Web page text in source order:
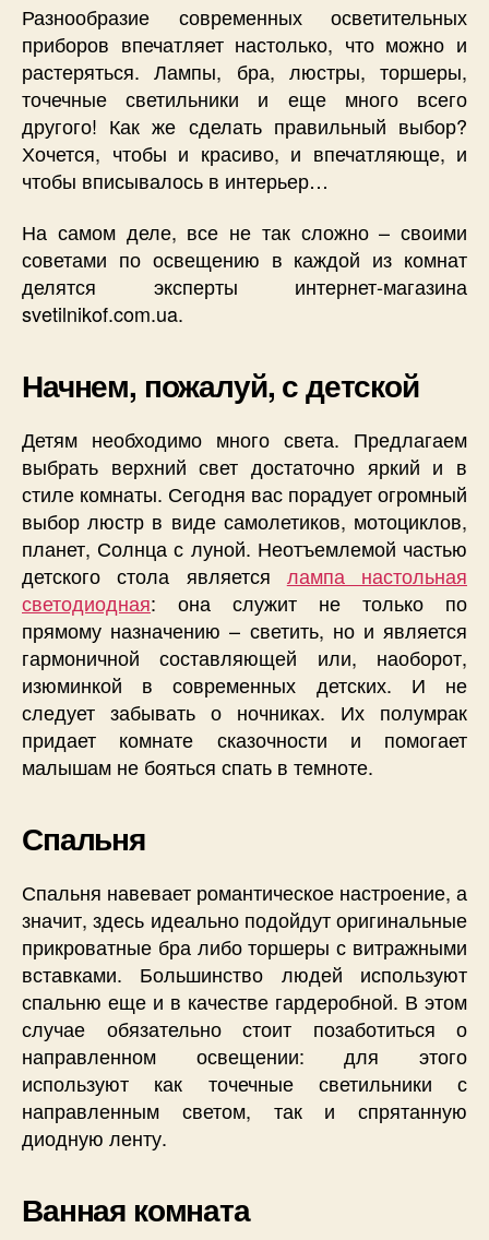
Разнообразие современных осветительных
приборов впечатляет настолько, что можно и
растеряться. Лампы, бра, люстры, торшеры,
точечные светильники и еще много всего
другого! Как же сделать правильный выбор?
Хочется, чтобы и красиво, и впечатляюще, и
чтобы вписывалось в интерьер…
На самом деле, все не так сложно – своими
советами по освещению в каждой из комнат
делятся эксперты интернет-магазина
svetilnikof.com.ua.
Начнем, пожалуй, с детской
Детям необходимо много света. Предлагаем
выбрать верхний свет достаточно яркий и в
стиле комнаты. Сегодня вас порадует огромный
выбор люстр в виде самолетиков, мотоциклов,
планет, Солнца с луной. Неотъемлемой частью
детского стола является лампа настольная
светодиодная: она служит не только по
прямому назначению – светить, но и является
гармоничной составляющей или, наоборот,
изюминкой в современных детских. И не
следует забывать о ночниках. Их полумрак
придает комнате сказочности и помогает
малышам не бояться спать в темноте.
Спальня
Спальня навевает романтическое настроение, а
значит, здесь идеально подойдут оригинальные
прикроватные бра либо торшеры с витражными
вставками. Большинство людей используют
спальню еще и в качестве гардеробной. В этом
случае обязательно стоит позаботиться о
направленном освещении: для этого
используют как точечные светильники с
направленным светом, так и спрятанную
диодную ленту.
Ванная комната